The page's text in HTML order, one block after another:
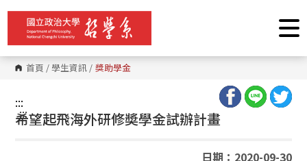
跳
要
內
容
區 首頁 /學生資訊 / 獎助學金
:::
:::
希望起飛海外研修奬學金試辦計畫
日期：2020-09-30